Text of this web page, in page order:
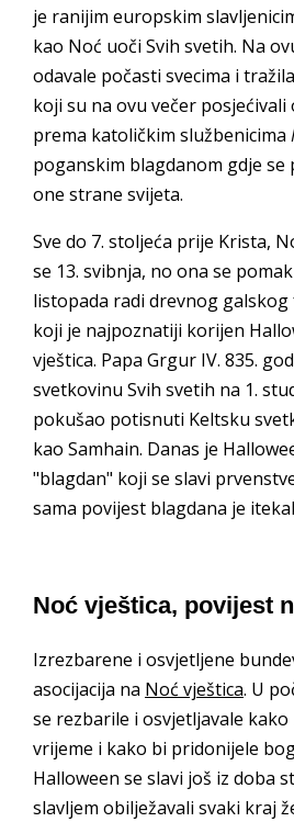
je ranijim europskim
kao Noć uoči Svih svetih. Na
odavale počasti svecima i
koji su na ovu večer posjećivali
prema katoličkim službenicima
poganskim blagdanom gdje se
one strane svijeta.
Sve do 7. stoljeća prije Krista,
se 13. svibnja, no ona se
listopada radi drevnog galskog
koji je najpoznatiji korijen
vještica. Papa Grgur IV. 835.
svetkovinu Svih svetih na 1.
pokušao potisnuti Keltsku
kao Samhain. Danas je
"blagdan" koji se slavi
sama povijest blagdana je
Noć vještica, povijest
Izrezbarene i osvjetljene
asocijacija na Noć vještica. U
se rezbarile i osvjetljavale
vrijeme i kako bi pridonijele
Halloween se slavi još iz doba
slavljem obilježavali svaki kraj